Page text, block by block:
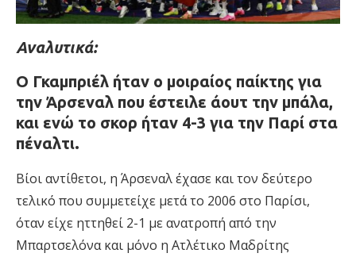
Αναλυτικά:
Ο Γκαμπριέλ ήταν ο μοιραίος παίκτης για
την Άρσεναλ που έστειλε άουτ την μπάλα,
και ενώ το σκορ ήταν 4-3 για την Παρί στα
πέναλτι.
Βίοι αντίθετοι, η Άρσεναλ έχασε και τον δεύτερο
τελικό που συμμετείχε μετά το 2006 στο Παρίσι,
όταν είχε ηττηθεί 2-1 με ανατροπή από την
Μπαρτσελόνα και μόνο η Ατλέτικο Μαδρίτης